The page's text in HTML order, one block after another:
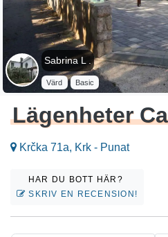
Sabrina L .
Värd Basic
Lägenheter
Krčka 71a, Krk - Punat
HAR DU BOTT HÄR?
SKRIV EN RECENSION!